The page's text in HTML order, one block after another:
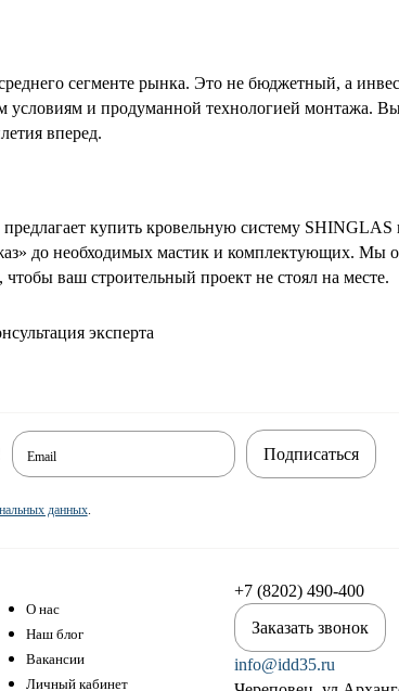
сегменте рынка. Это не бюджетный, а
условиям и продуманной технологией монтажа.
вперед.
купить кровельную систему
до необходимых мастик и комплектующих. Мы
ваш строительный проект не стоял на месте.
эксперта
Email
данных.
Подписаться
О нас
Наш блог
Вакансии
Личный кабинет
+7 (8202) 490-400
Заказать звонок
info@idd35.ru